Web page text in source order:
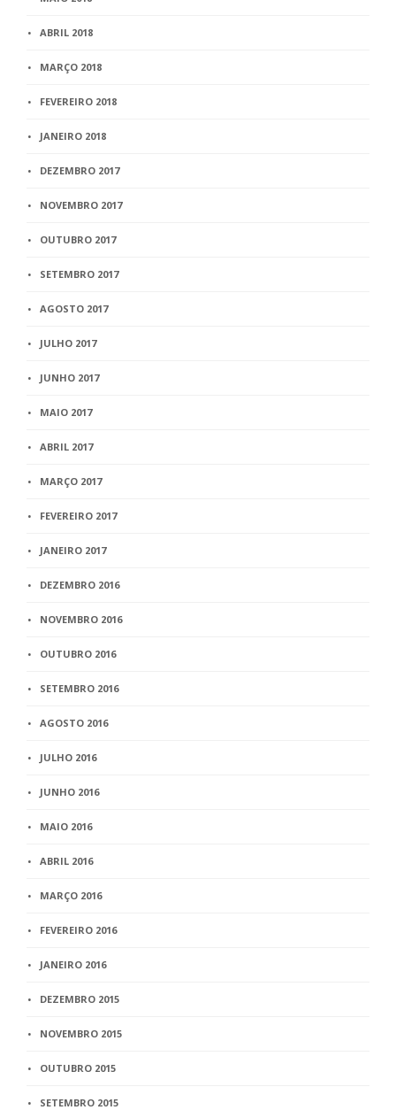
ABRIL 2018
MARÇO 2018
FEVEREIRO 2018
JANEIRO 2018
DEZEMBRO 2017
NOVEMBRO 2017
OUTUBRO 2017
SETEMBRO 2017
AGOSTO 2017
JULHO 2017
JUNHO 2017
MAIO 2017
ABRIL 2017
MARÇO 2017
FEVEREIRO 2017
JANEIRO 2017
DEZEMBRO 2016
NOVEMBRO 2016
OUTUBRO 2016
SETEMBRO 2016
AGOSTO 2016
JULHO 2016
JUNHO 2016
MAIO 2016
ABRIL 2016
MARÇO 2016
FEVEREIRO 2016
JANEIRO 2016
DEZEMBRO 2015
NOVEMBRO 2015
OUTUBRO 2015
SETEMBRO 2015